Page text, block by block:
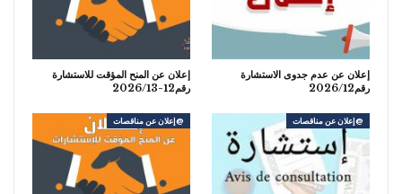
إعلان عن عدم جدوى الاستشارة
رقم2026/12
إعلان عن المنح المؤقت للاستشارة
رقم12-2026/13
@إعلان عن مناقصات @إعلان عن مناقصات